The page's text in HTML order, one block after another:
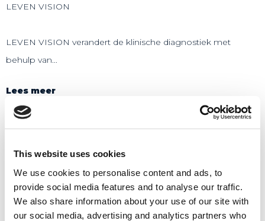
This website uses cookies
We use cookies to personalise content and ads, to
provide social media features and to analyse our traffic.
We also share information about your use of our site with
our social media, advertising and analytics partners who
LEVEN VISION
LEVEN VISION verandert de klinische diagnostiek met
behulp van...
Lees meer